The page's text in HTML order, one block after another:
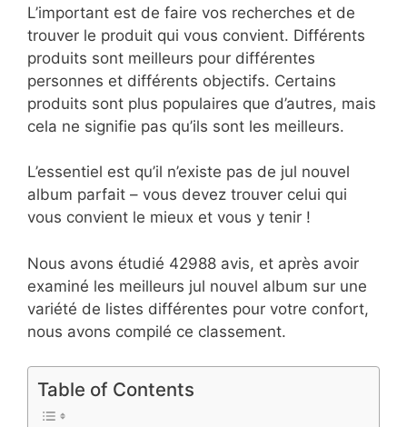
L’important est de faire vos recherches et de
trouver le produit qui vous convient. Différents
produits sont meilleurs pour différentes
personnes et différents objectifs. Certains
produits sont plus populaires que d’autres, mais
cela ne signifie pas qu’ils sont les meilleurs.
L’essentiel est qu’il n’existe pas de jul nouvel
album parfait – vous devez trouver celui qui
vous convient le mieux et vous y tenir !
Nous avons étudié 42988 avis, et après avoir
examiné les meilleurs jul nouvel album sur une
variété de listes différentes pour votre confort,
nous avons compilé ce classement.
Table of Contents